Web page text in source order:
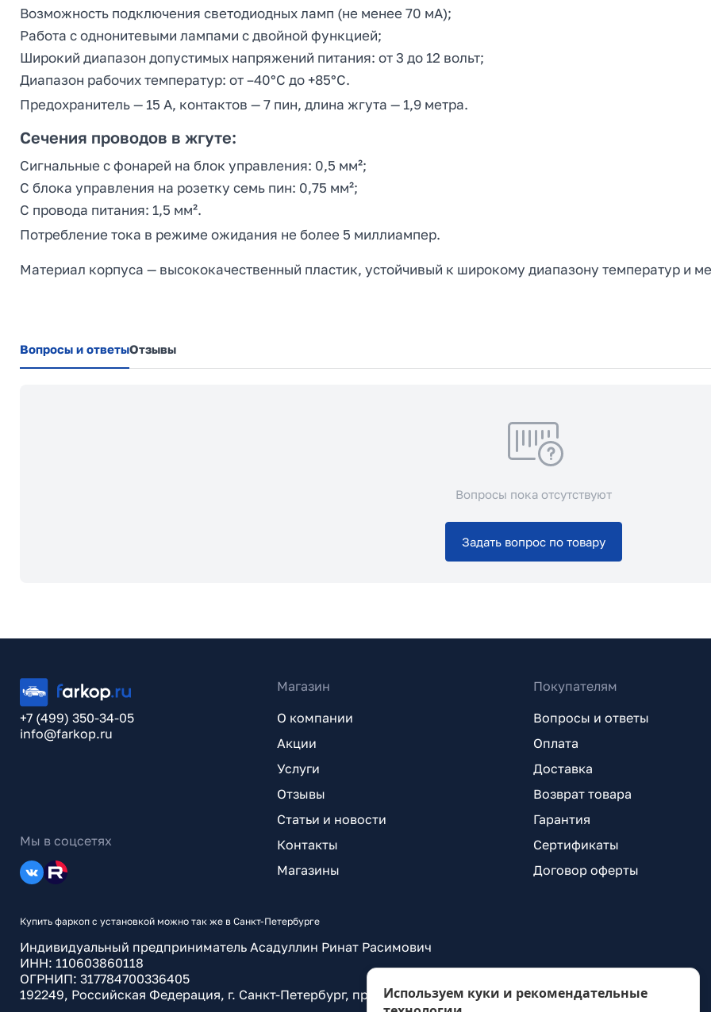
Возможность подключения светодиодных ламп (не менее 70 мА);
Работа с однонитевыми лампами с двойной функцией;
Широкий диапазон допустимых напряжений питания: от 3 до 12 вольт;
Диапазон рабочих температур: от –40°C до +85°C.
Предохранитель — 15 А, контактов — 7 пин, длина жгута — 1,9 метра.
Сечения проводов в жгуте:
Сигнальные с фонарей на блок управления: 0,5 мм²;
С блока управления на розетку семь пин: 0,75 мм²;
С провода питания: 1,5 мм².
Потребление тока в режиме ожидания не более 5 миллиампер.
Материал корпуса — высококачественный пластик, устойчивый к широкому диапазону температур и
Вопросы и ответыОтзывы
Вопросы пока отсутствуют
Задать вопрос по товару
+7 (499) 350-34-05
info@farkop.ru
Мы в соцсетях
Магазин
О компании
Акции
Услуги
Отзывы
Статьи и новости
Контакты
Магазины
Покупателям
Вопросы и ответы
Оплата
Доставка
Возврат товара
Гарантия
Сертификаты
Договор оферты
Купить фаркоп с установкой можно так же в Санкт-Петербурге
Индивидуальный предприниматель Асадуллин Ринат Расимович
ИНН: 110603860118
ОГРНИП: 317784700336405
192249, Российская Федерация, г. Санкт-Петербург, проспект Александровской Фермы, д. 29, лит. ВГ
Используем куки и рекомендательные